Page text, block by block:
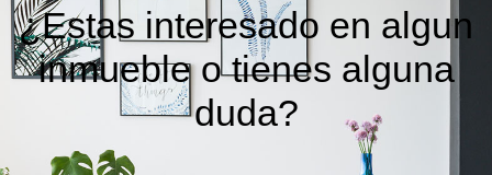
¿Estas interesado en algun
inmueble o tienes alguna
duda?